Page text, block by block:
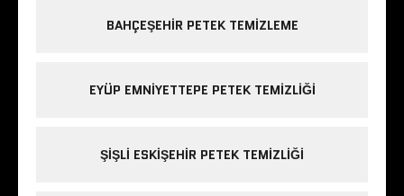
BAHÇEŞEHIR PETEK TEMIZLEME
EYÜP EMNIYETTEPE PETEK TEMIZLIĞI
ŞIŞLI ESKIŞEHIR PETEK TEMIZLIĞI